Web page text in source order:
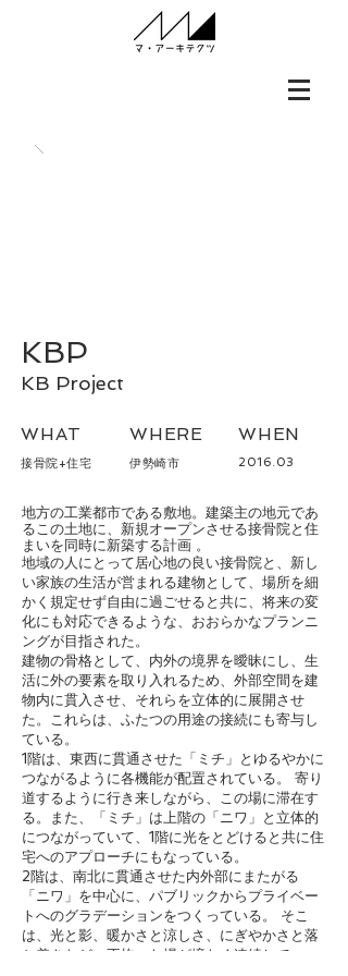
KBP
KB Project
WHAT WHERE WHEN
接骨院+住宅 伊勢崎市 2016.03
地方の工業都市である敷地。建築主の地元であ
るこの土地に、新規オープンさせる接骨院と住
まいを同時に新築する計画 。
地域の人にとって居心地の良い接骨院と、新し
い家族の生活が営まれる建物として、場所を細
かく規定せず自由に過ごせると共に、将来の変
化にも対応できるような、おおらかなプランニ
ングが目指された。
建物の骨格として、内外の境界を曖昧にし、生
活に外の要素を取り入れるため、外部空間を建
物内に貫入させ、それらを立体的に展開させ
た。これらは、ふたつの用途の接続にも寄与し
ている。
1階は、東西に貫通させた「ミチ」とゆるやかに
つながるように各機能が配置されている。 寄り
道するように行き来しながら、この場に滞在す
る。また、「ミチ」は上階の「ニワ」と立体的
につながっていて、1階に光をとどけると共に住
宅へのアプローチにもなっている。
2階は、南北に貫通させた内外部にまたがる
「ニワ」を中心に、パブリックからプライベー
トへのグラデーションをつくっている。 そこ
は、光と影、暖かさと涼しさ、にぎやかさと落
ち着きなど、不均一な場が境なく連続してい